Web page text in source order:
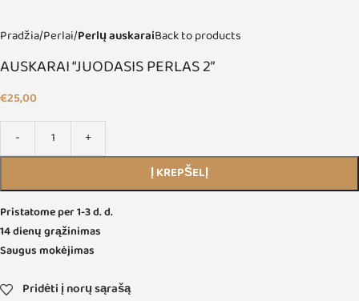
Pradžia Perlai Perlų auskaraiBack to products
AUSKARAI “JUODASIS PERLAS 2”
€25,00
Į KREPŠELĮ
Pristatome per 1-3 d. d.
14 dienų grąžinimas
Saugus mokėjimas
Pridėti į norų sąrašą